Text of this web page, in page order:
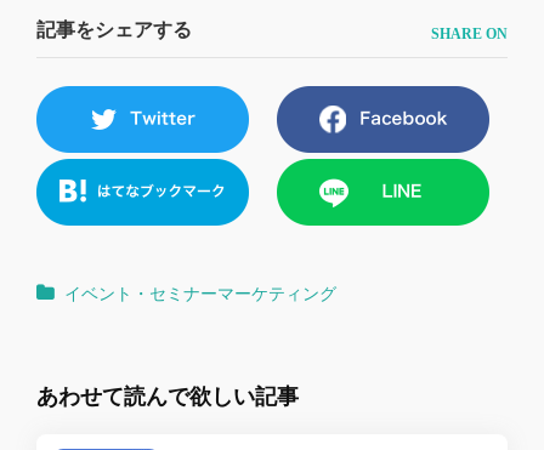
記事をシェアする
イベント・セミナーマーケティング
あわせて読んで欲しい記事